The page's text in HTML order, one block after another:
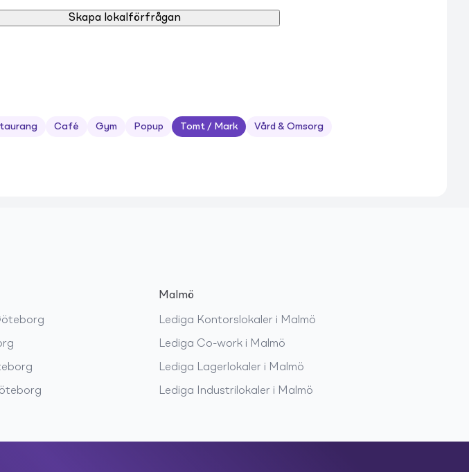
Skapa lokalförfrågan
Café Gym Popup Tomt / Mark Vård & Omsorg
Malmö
Lediga Kontorslokaler i Malmö
Lediga Co-work i Malmö
Lediga Lagerlokaler i Malmö
Lediga Industrilokaler i Malmö